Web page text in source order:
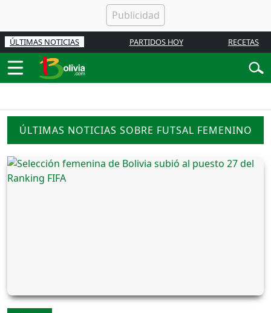
ÚLTIMAS NOTICIAS PARTIDOS HOY RECETAS
ÚLTIMAS NOTICIAS SOBRE FUTSAL FEMENINO